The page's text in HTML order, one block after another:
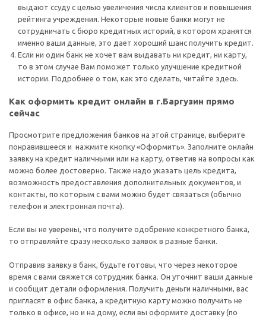
выдают ссуду с целью увеличения числа клиентов и повышения
рейтинга учреждения. Некоторые новые банки могут не
сотрудничать с бюро кредитных историй, в котором хранятся
именно ваши данные, это дает хороший шанс получить кредит.
Если ни один банк не хочет вам выдавать ни кредит, ни карту,
то в этом случае Вам поможет только улучшение кредитной
истории. Подробнее о том, как это сделать, читайте здесь.
Как оформить кредит онлайн в г.Баргузин прямо
сейчас
Просмотрите предложения банков на этой странице, выберите
понравившееся и нажмите кнопку «Оформить». Заполните онлайн
заявку на кредит наличными или на карту, ответив на вопросы как
можно более достоверно. Также надо указать цель кредита,
возможность предоставления дополнительных документов, и
контакты, по которым с вами можно будет связаться (обычно
телефон и электронная почта).
Если вы не уверены, что получите одобрение конкретного банка,
то отправляйте сразу несколько заявок в разные банки.
Отправив заявку в банк, будьте готовы, что через некоторое
время с вами свяжется сотрудник банка. Он уточнит ваши данные
и сообщит детали оформления. Получить деньги наличными, вас
пригласят в офис банка, а кредитную карту можно получить не
только в офисе, но и на дому, если вы оформите доставку (по